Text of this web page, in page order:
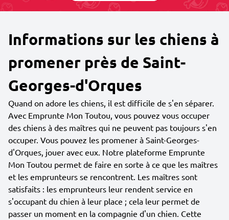
Informations sur les chiens à
promener près de Saint-
Georges-d'Orques
Quand on adore les chiens, il est difficile de s'en séparer.
Avec Emprunte Mon Toutou, vous pouvez vous occuper
des chiens à des maîtres qui ne peuvent pas toujours s'en
occuper. Vous pouvez les promener à Saint-Georges-
d'Orques, jouer avec eux. Notre plateforme Emprunte
Mon Toutou permet de faire en sorte à ce que les maîtres
et les emprunteurs se rencontrent. Les maîtres sont
satisfaits : les emprunteurs leur rendent service en
s'occupant du chien à leur place ; cela leur permet de
passer un moment en la compagnie d'un chien. Cette